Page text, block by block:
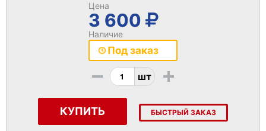
Цена
3 600
Наличие
Под заказ
- шт +
КУПИТЬ БЫСТРЫЙ ЗАКАЗ